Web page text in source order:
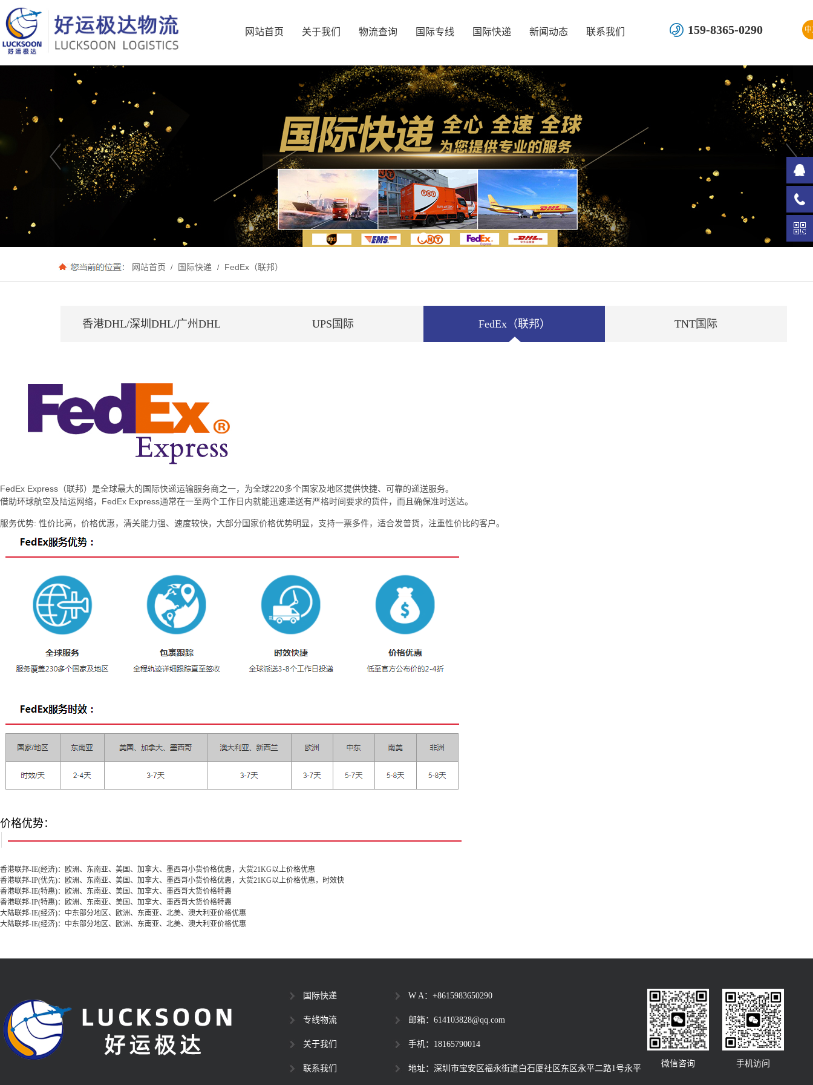
网站首页 关于我们 物流查询 国际专线 国际快递 新闻动态 联系我们 159-8365-0290
网站首页 / 国际快递 / FedEx（联邦）
香港DHL/深圳DHL/广州DHL UPS国际 FedEx（联邦） TNT国际
FedEx Express（联邦）是全球最大的国际快递运输服务商之一，为全球220多个国家及地区提供快捷、可靠的递送服务。
借助环球航空及陆运网络，FedEx Express通常在一至两个工作日内就能迅速递送有严格时间要求的货件，而且确保准时送达。
服务优势: 性价比高，价格优惠，清关能力强、速度较快，大部分国家价格优势明显，支持一票多件，适合发普货，注重性价比的客户。
价格优势：
香港联邦-IE(经济)：欧洲、东南亚、美国、加拿大、墨西哥小货价格优惠，大货21KG以上价格优惠
香港联邦-IP(优先)：欧洲、东南亚、美国、加拿大、墨西哥小货价格优惠，大货21KG以上价格优惠，时效快
香港联邦-IE(特惠)：欧洲、东南亚、美国、加拿大、墨西哥大货价格特惠
香港联邦-IP(特惠)：欧洲、东南亚、美国、加拿大、墨西哥大货价格特惠
大陆联邦-IE(经济)：中东部分地区、欧洲、东南亚、北美、澳大利亚价格优惠
大陆联邦-IE(经济)：中东部分地区、欧洲、东南亚、北美、澳大利亚价格优惠
国际快递
专线物流
关于我们
联系我们
W A：+8615983650290
邮箱：614103828@qq.com
手机：18165790014
地址：深圳市宝安区福永街道白石厦社区东区永平二路1号永平
微信咨询 手机访问